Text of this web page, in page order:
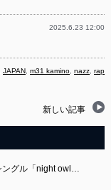
2025.6.23 12:00
,JAPAN,m31 kamino,nazz,rap
新しい記事
ングル「night owl…